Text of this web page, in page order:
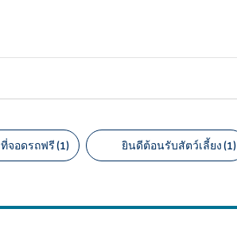
ที่จอดรถฟรี (1) ยินดีต้อนรับสัตว์เลี้ยง (1)